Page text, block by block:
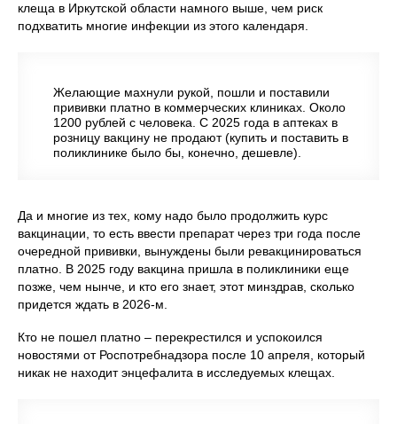
клеща в Иркутской области намного выше, чем риск
подхватить многие инфекции из этого календаря.
Желающие махнули рукой, пошли и поставили
прививки платно в коммерческих клиниках. Около
1200 рублей с человека. С 2025 года в аптеках в
розницу вакцину не продают (купить и поставить в
поликлинике было бы, конечно, дешевле).
Да и многие из тех, кому надо было продолжить курс
вакцинации, то есть ввести препарат через три года после
очередной прививки, вынуждены были ревакцинироваться
платно. В 2025 году вакцина пришла в поликлиники еще
позже, чем нынче, и кто его знает, этот минздрав, сколько
придется ждать в 2026-м.
Кто не пошел платно – перекрестился и успокоился
новостями от Роспотребнадзора после 10 апреля, который
никак не находит энцефалита в исследуемых клещах.